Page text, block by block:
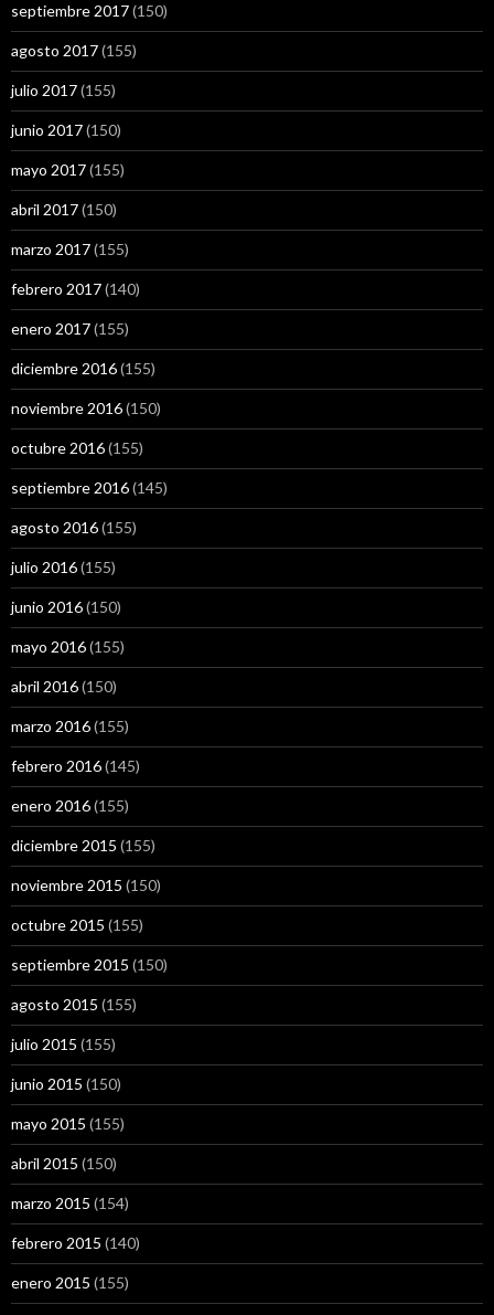
septiembre 2017(150)
agosto 2017(155)
julio 2017(155)
junio 2017(150)
mayo 2017(155)
abril 2017(150)
marzo 2017(155)
febrero 2017(140)
enero 2017(155)
diciembre 2016(155)
noviembre 2016(150)
octubre 2016(155)
septiembre 2016(145)
agosto 2016(155)
julio 2016(155)
junio 2016(150)
mayo 2016(155)
abril 2016(150)
marzo 2016(155)
febrero 2016(145)
enero 2016(155)
diciembre 2015 (155)
noviembre 2015 (150)
octubre 2015 (155)
septiembre 2015 (150)
agosto 2015 (155)
julio 2015 (155)
junio 2015 (150)
mayo 2015 (155)
abril 2015 (150)
marzo 2015 (154)
febrero 2015 (140)
enero 2015 (155)